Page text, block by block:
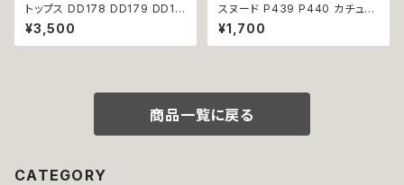
トップス DD178 DD179 DD18
0 タキシード スーツ フォーマル
蝶ネクタイ ネクタイ リボン 犬
猫 ペット 服 犬の服 猫の服 犬
¥3,500
スヌード P439 P440 カチュー
シャ ブルー イエロー 花 フラワ
ー ドッグウェア うさ耳 たれ耳
うさみみ ドッグ ウェア ドッグウ
¥1,700
商品一覧に戻る
CATEGORY